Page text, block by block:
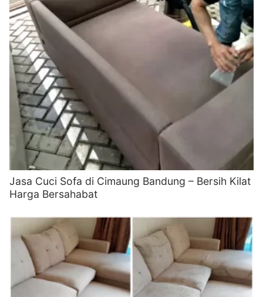
Jasa Cuci Sofa di Cimaung Bandung – Bersih Kilat
Harga Bersahabat